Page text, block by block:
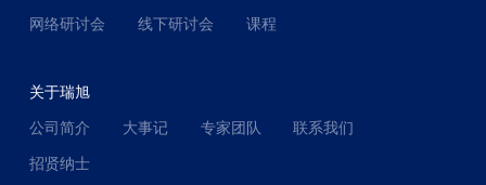
网络研讨会
线下研讨会 课程
关于瑞旭
公司简介
大事记 专家团队
联系我们
招贤纳士